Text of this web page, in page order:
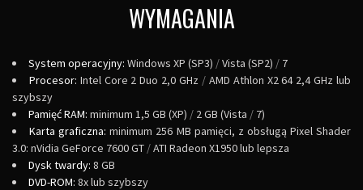
WYMAGANIA
System operacyjny: Windows XP (SP3) /Vista (SP2) / 7
Procesor: Intel Core 2 Duo 2,0 GHz /AMD Athlon X2 64 2,4 GHz lub
szybszy
Pamięć RAM: minimum 1,5 GB (XP) / 2 GB (Vista / 7)
Karta graficzna: minimum 256 MB pamięci, z obsługą Pixel Shader
3.0: nVidia GeForce 7600 GT /ATI Radeon X1950 lub lepsza
Dysk twardy: 8 GB
DVD-ROM: 8x lub szybszy